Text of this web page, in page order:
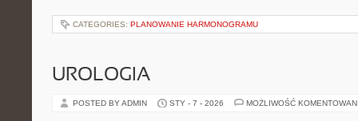
CATEGORIES: PLANOWANIE HARMONOGRAMU
UROLOGIA
POSTED BY ADMIN STY - 7 - 2026 MOŻLIWOŚĆ